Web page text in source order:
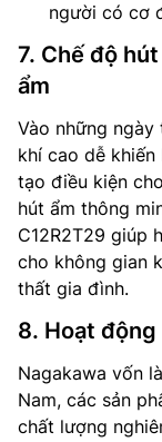
người có cơ
7. Chế độ
ẩm
Vào những
khí cao dễ
tạo điều kiện
hút ẩm thông
C12R2T29 giúp
cho không gian
thất gia đình.
8. Hoạt
Nagakawa vốn
Nam, các sản
chất lượng